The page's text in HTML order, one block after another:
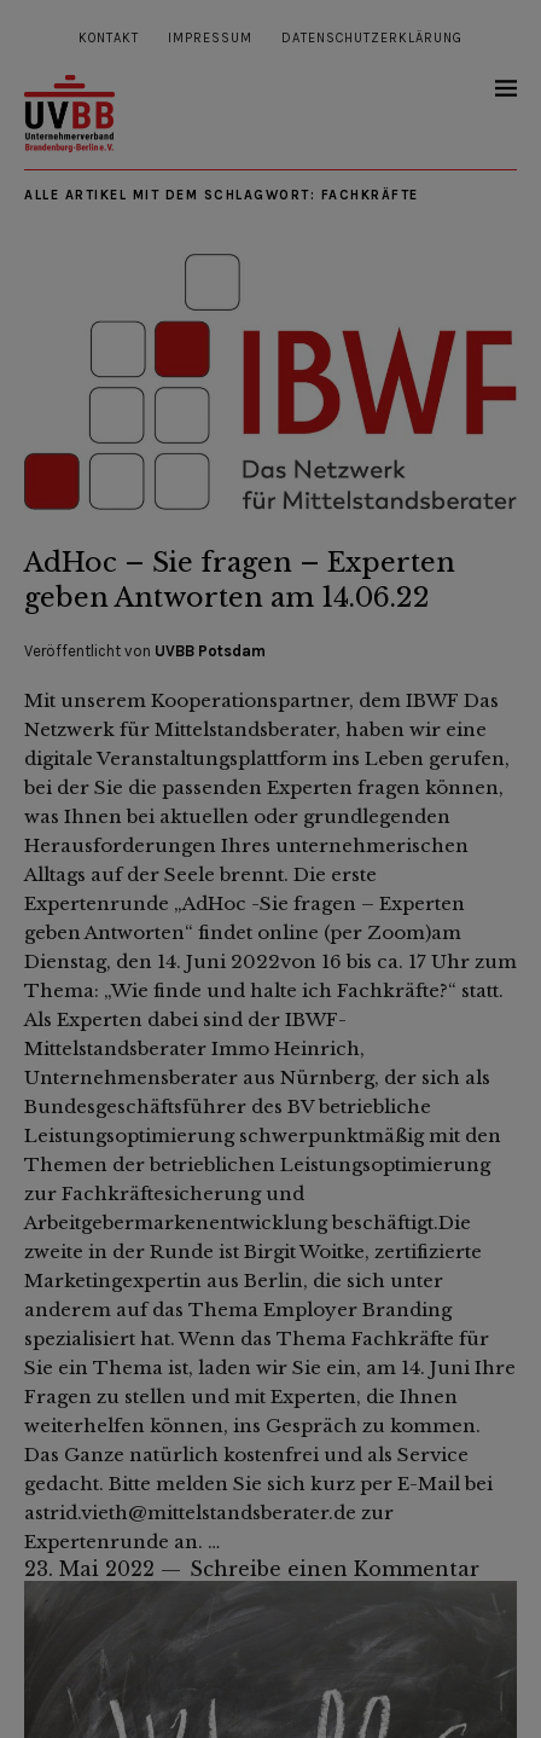
KONTAKT IMPRESSUM DATENSCHUTZERKLÄRUNG
ALLE ARTIKEL MIT DEM SCHLAGWORT: FACHKRÄFTE
AdHoc – Sie fragen – Experten
geben Antworten am 14.06.22
Veröffentlicht von UVBB Potsdam
Mit unserem Kooperationspartner, dem IBWF Das
Netzwerk für Mittelstandsberater, haben wir eine
digitale Veranstaltungsplattform ins Leben gerufen,
bei der Sie die passenden Experten fragen können,
was Ihnen bei aktuellen oder grundlegenden
Herausforderungen Ihres unternehmerischen
Alltags auf der Seele brennt. Die erste
Expertenrunde „AdHoc -Sie fragen – Experten
geben Antworten“ findet online (per Zoom)am
Dienstag, den 14. Juni 2022von 16 bis ca. 17 Uhr zum
Thema: „Wie finde und halte ich Fachkräfte?“ statt.
Als Experten dabei sind der IBWF-
Mittelstandsberater Immo Heinrich,
Unternehmensberater aus Nürnberg, der sich als
Bundesgeschäftsführer des BV betriebliche
Leistungsoptimierung schwerpunktmäßig mit den
Themen der betrieblichen Leistungsoptimierung
zur Fachkräftesicherung und
Arbeitgebermarkenentwicklung beschäftigt.Die
zweite in der Runde ist Birgit Woitke, zertifizierte
Marketingexpertin aus Berlin, die sich unter
anderem auf das Thema Employer Branding
spezialisiert hat. Wenn das Thema Fachkräfte für
Sie ein Thema ist, laden wir Sie ein, am 14. Juni Ihre
Fragen zu stellen und mit Experten, die Ihnen
weiterhelfen können, ins Gespräch zu kommen.
Das Ganze natürlich kostenfrei und als Service
gedacht. Bitte melden Sie sich kurz per E-Mail bei
astrid.vieth@mittelstandsberater.de zur
Expertenrunde an. …
23. Mai 2022 Schreibe einen Kommentar